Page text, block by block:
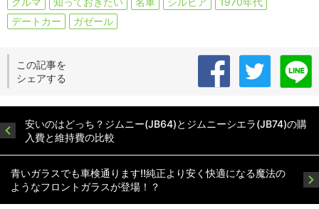
デートカー
ガゼール
この記事を
シェアする
安いのはどっち？ジムニー(JB64)とジムニーシエラ(JB74)の購
入費と維持費の比較
青いガラスでも車検通ります!!純正より安く快適になる魔法の
ようなフロントガラスが登場！？